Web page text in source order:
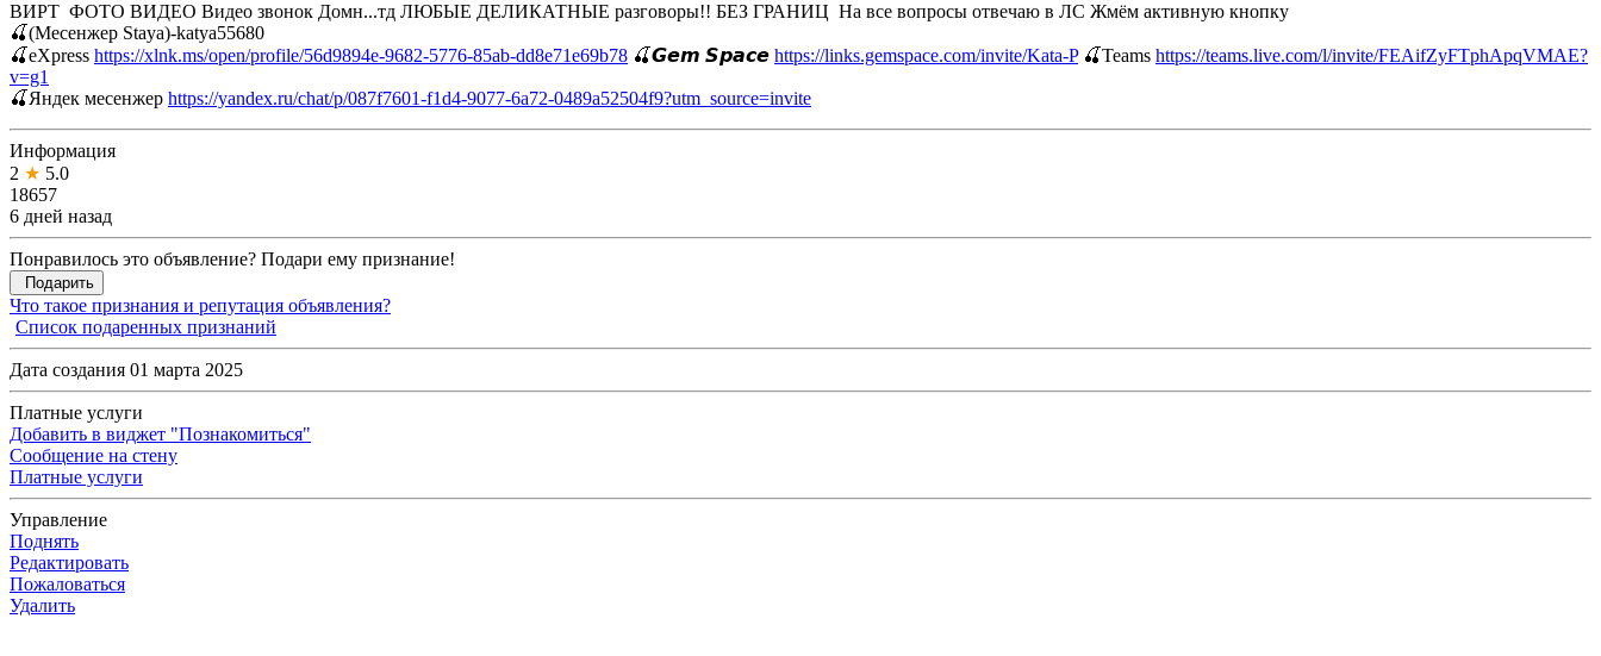
ВИРТ ФОТО ВИДЕО Видео звонок Домн...тд ЛЮБЫЕ ДЕЛИКАТНЫЕ разговоры!! БЕЗ ГРАНИЦ На все вопросы отвечаю в ЛС Жмём активную кнопку
🍒(Месенжер Staya)-katya55680
🍒eXpress https://xlnk.ms/open/profile/56d9894e-9682-5776-85ab-dd8e71e69b78 🍒𝙂𝙚𝙢 𝙎𝙥𝙖𝙘𝙚 https://links.gemspace.com/invite/Kata-P🍒Teams https://teams.live.com/l/invite/FEAifZyFTphApqVMAE?
v=g1
🍒Яндек месенжер https://yandex.ru/chat/p/087f7601-f1d4-9077-6a72-0489a52504f9?utm_source=invite
Информация
2 ★ 5.0
18657
6 дней назад
Понравилось это объявление? Подари ему признание!
Подарить
Что такое признания и репутация объявления?
Список подаренных признаний
Дата создания 01 марта 2025
Платные услуги
Добавить в виджет "Познакомиться"
Сообщение на стену
Платные услуги
Управление
Поднять
Редактировать
Пожаловаться
Удалить